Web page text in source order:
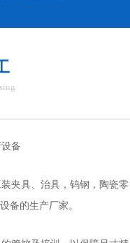
备
夹具、治具，钨钢，陶瓷零
备的生产厂家。